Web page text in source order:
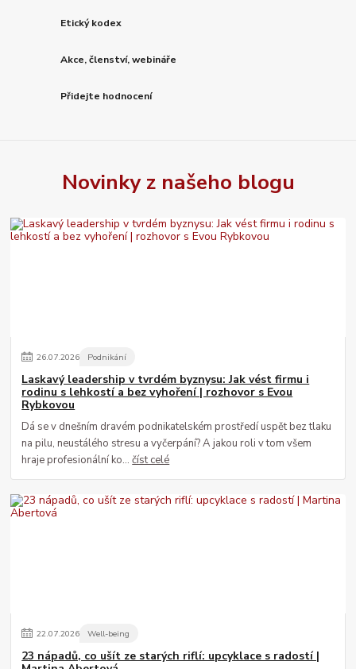
Etický kodex
Akce, členství, webináře
Přidejte hodnocení
Novinky z našeho blogu
26.07.2026 Podnikání
Laskavý leadership v tvrdém byznysu: Jak vést firmu i
rodinu s lehkostí a bez vyhoření | rozhovor s Evou
Rybkovou
Dá se v dnešním dravém podnikatelském prostředí uspět bez tlaku
na pilu, neustálého stresu a vyčerpání? A jakou roli v tom všem
hraje profesionální ko...číst celé
22.07.2026 Well-being
23 nápadů, co ušít ze starých riflí: upcyklace s radostí |